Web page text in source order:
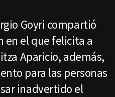
Goyri compartió
en el que felicita a
Aparicio, además,
para las personas
inadvertido el